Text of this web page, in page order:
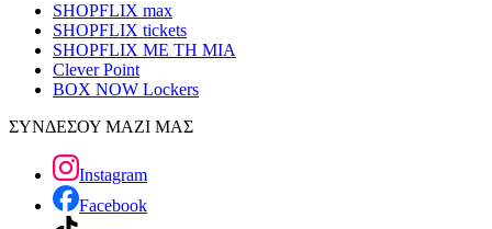
SHOPFLIX max
SHOPFLIX tickets
SHOPFLIX ΜΕ ΤΗ ΜΙΑ
Clever Point
BOX NOW Lockers
ΣΥΝΔΕΣΟΥ ΜΑΖΙ ΜΑΣ
Instagram
Facebook